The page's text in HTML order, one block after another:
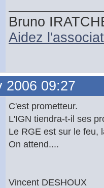
Bruno
Aidez
2006 09:27
C'est prometteur.
L'IGN tiendra-t-il ses
Le RGE est sur le feu,
On attend....
Vincent DESHOUX